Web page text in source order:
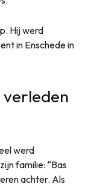
Hij werd
in Enschede in
verleden
werd
familie: “Bas
achter. Als